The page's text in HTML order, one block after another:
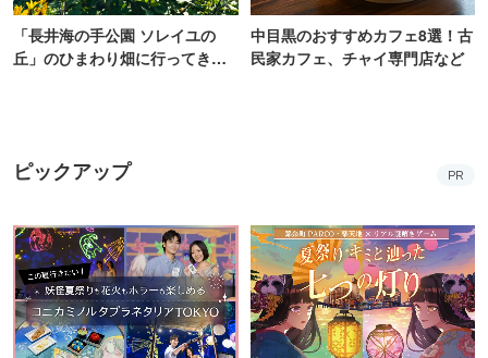
「長井海の手公園 ソレイユの
丘」のひまわり畑に行ってき
中目黒のおすすめカフェ8選！古
民家カフェ、チャイ専門店など
ピックアップ PR